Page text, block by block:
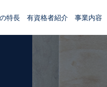
特長 有資格者紹介 事業内容